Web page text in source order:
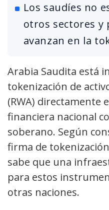
Los saudíes no
otros sectores y
avanzan en la
Arabia Saudita está
tokenización de
(RWA)
financiera nacional
soberano. Según
firma de
sabe que una
para estos
otras naciones.